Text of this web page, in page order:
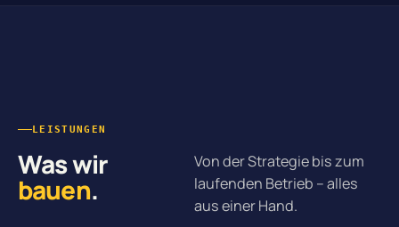
LEISTUNGEN
Was wir
bauen.
Von der Strategie bis zum
laufenden Betrieb – alles
aus einer Hand.